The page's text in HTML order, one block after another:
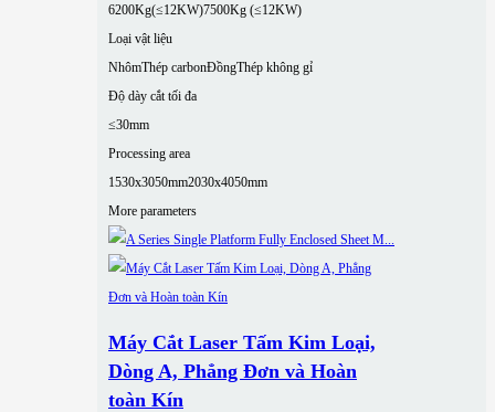
6200Kg(≤12KW)7500Kg (≤12KW)
Loại vật liệu
NhômThép carbonĐồngThép không gỉ
Độ dày cắt tối đa
≤30mm
Processing area
1530x3050mm2030x4050mm
More parameters
Máy Cắt Laser Tấm Kim Loại,
Dòng A, Phẳng Đơn và Hoàn
toàn Kín